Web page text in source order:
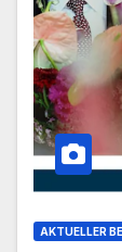
AKTUELLER